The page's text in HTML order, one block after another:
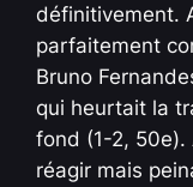
définitivement.
parfaitement
Bruno
qui heurtait la
fond (1-2,
réagir mais